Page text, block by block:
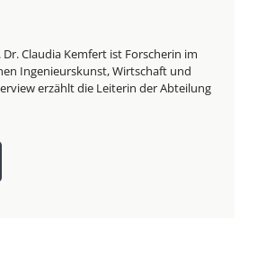
Claudia Kemfert ist Forscherin im
Ingenieurskunst, Wirtschaft und
erzählt die Leiterin der Abteilung